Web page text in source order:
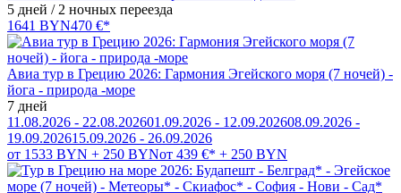
5 дней / 2 ночных переезда
1641 BYN470 €*
Авиа тур в Грецию 2026: Гармония Эгейского моря (7 ночей) -
йога - природа -море
7 дней
11.08.2026 - 22.08.202601.09.2026 - 12.09.202608.09.2026 -
19.09.202615.09.2026 - 26.09.2026
от 1533 BYN + 250 BYNот 439 €* + 250 BYN